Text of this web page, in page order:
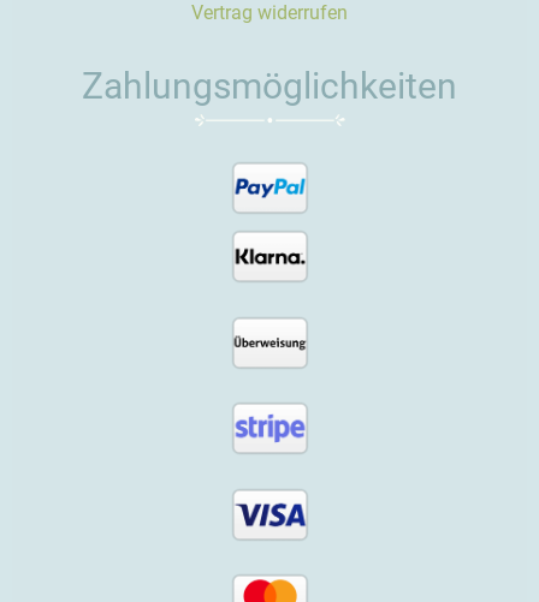
Vertrag widerrufen
Zahlungsmöglichkeiten